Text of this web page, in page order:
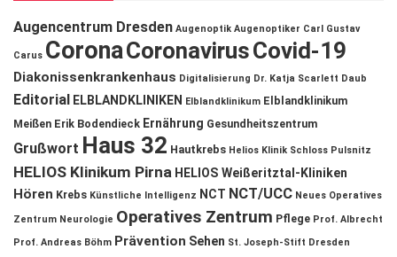
Augencentrum Dresden Augenoptik Augenoptiker Carl Gustav
Carus CoronaCoronavirusCovid-19
Diakonissenkrankenhaus Digitalisierung Dr. Katja Scarlett Daub
Editorial ELBLANDKLINIKEN Elblandklinikum Elblandklinikum
Meißen Erik Bodendieck Ernährung Gesundheitszentrum
Grußwort Haus 32 Hautkrebs Helios Klinik Schloss Pulsnitz
HELIOS Klinikum Pirna HELIOS Weißeritztal-Kliniken
Hören Krebs Künstliche Intelligenz NCT NCT/UCC Neues Operatives
Zentrum Neurologie Operatives Zentrum Pflege Prof. Albrecht
Prof. Andreas Böhm Prävention Sehen St. Joseph-Stift Dresden